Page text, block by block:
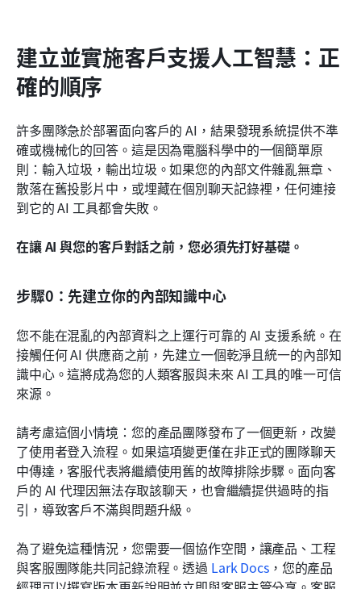
建立並實施客戶支援人工智慧：正
確的順序
許多團隊急於部署面向客戶的 AI，結果發現系統提供不準
確或機械化的回答。這是因為電腦科學中的一個簡單原
則：輸入垃圾，輸出垃圾。如果您的內部文件雜亂無章、
散落在舊投影片中，或埋藏在個別聊天記錄裡，任何連接
到它的 AI 工具都會失敗。
在讓 AI 與您的客戶對話之前，您必須先打好基礎。
步驟0：先建立你的內部知識中心
您不能在混亂的內部資料之上運行可靠的 AI 支援系統。在
接觸任何 AI 供應商之前，先建立一個乾淨且統一的內部知
識中心。這將成為您的人類客服與未來 AI 工具的唯一可信
來源。
請考慮這個小情境：您的產品團隊發布了一個更新，改變
了使用者登入流程。如果這項變更僅在非正式的團隊聊天
中傳達，客服代表將繼續使用舊的故障排除步驟。面向客
戶的 AI 代理因無法存取該聊天，也會繼續提供過時的指
引，導致客戶不滿與問題升級。
為了避免這種情況，您需要一個協作空間，讓產品、工程
與客服團隊能共同記錄流程。透過 Lark Docs，您的產品